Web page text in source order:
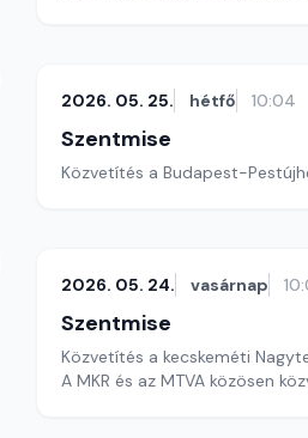
2026. 05. 25. hétfő 10:04
Szentmise
Közvetítés a Budapest-
2026. 05. 24. vasárnap
Szentmise
Közvetítés a kecskeméti
A MKR és az MTVA közösen